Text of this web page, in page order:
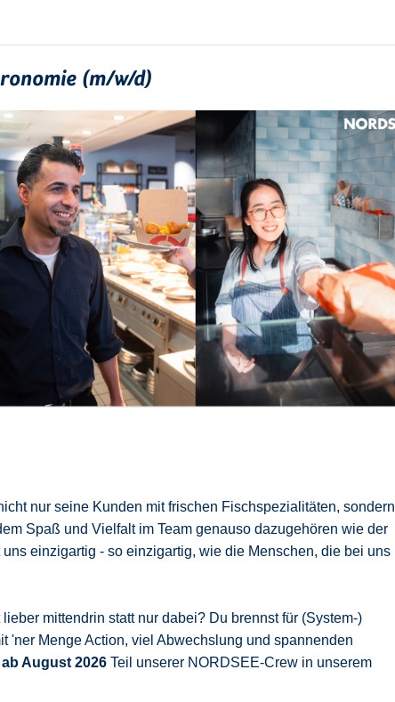
(m/w/d)
nur seine Kunden mit frischen Fischspezialitäten, sondern
Spaß und Vielfalt im Team genauso dazugehören wie der
einzigartig - so einzigartig, wie die Menschen, die bei uns
mittendrin statt nur dabei? Du brennst für (System-)
'ner Menge Action, viel Abwechslung und spannenden
ab August 2026 Teil unserer NORDSEE-Crew in unserem